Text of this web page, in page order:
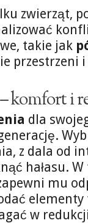
zwierząt,
takie jak
przestrzeni
komfort i
dla
z dala od
hałasu.
mu
w